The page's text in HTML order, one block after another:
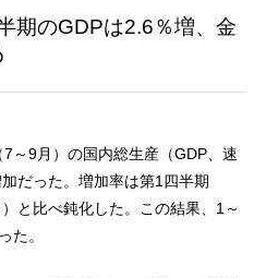
期のGDPは2.6％増、金
～9月）の国内総生産（GDP、速
だった。増加率は第1四半期
と比べ鈍化した。この結果、1～
た。